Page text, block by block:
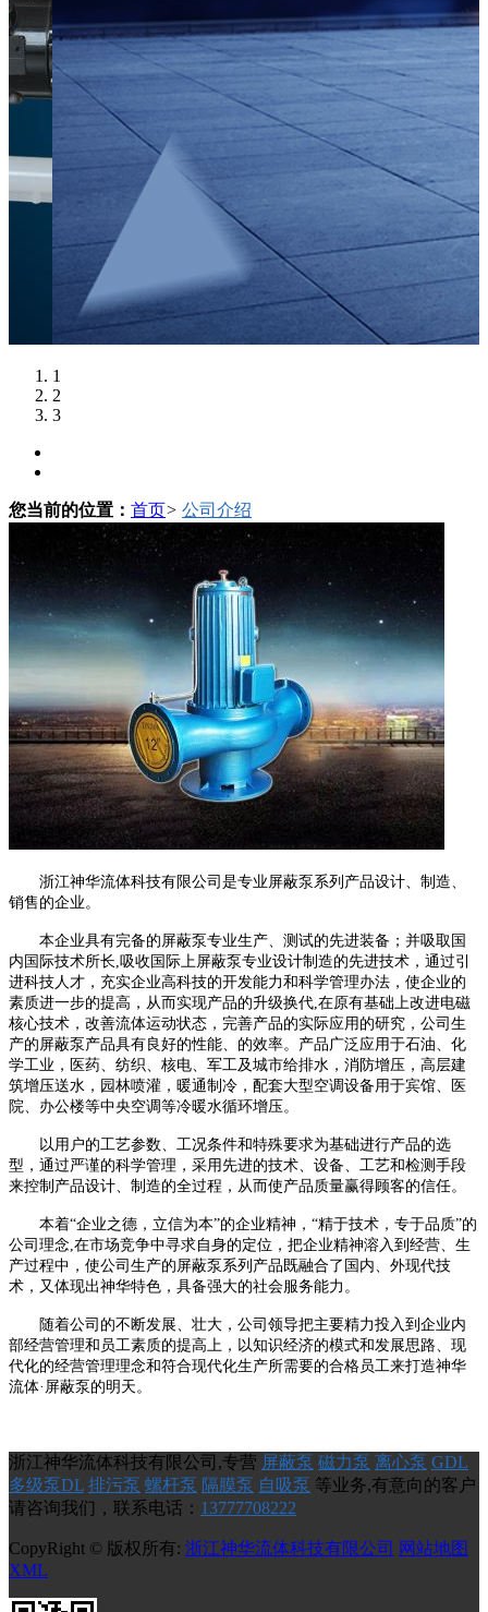
1
2
3
您当前的位置： 首页> 公司介绍
浙江神华流体科技有限公司是专业屏蔽泵系列产品设计、制造、
销售的企业。
本企业具有完备的屏蔽泵专业生产、测试的先进装备；并吸取国
内国际技术所长,吸收国际上屏蔽泵专业设计制造的先进技术，通过引
进科技人才，充实企业高科技的开发能力和科学管理办法，使企业的
素质进一步的提高，从而实现产品的升级换代,在原有基础上改进电磁
核心技术，改善流体运动状态，完善产品的实际应用的研究，公司生
产的屏蔽泵产品具有良好的性能、的效率。产品广泛应用于石油、化
学工业，医药、纺织、核电、军工及城市给排水，消防增压，高层建
筑增压送水，园林喷灌，暖通制冷，配套大型空调设备用于宾馆、医
院、办公楼等中央空调等冷暖水循环增压。
以用户的工艺参数、工况条件和特殊要求为基础进行产品的选
型，通过严谨的科学管理，采用先进的技术、设备、工艺和检测手段
来控制产品设计、制造的全过程，从而使产品质量赢得顾客的信任。
本着“企业之德，立信为本”的企业精神，“精于技术，专于品质”的
公司理念,在市场竞争中寻求自身的定位，把企业精神溶入到经营、生
产过程中，使公司生产的屏蔽泵系列产品既融合了国内、外现代技
术，又体现出神华特色，具备强大的社会服务能力。
随着公司的不断发展、壮大，公司领导把主要精力投入到企业内
部经营管理和员工素质的提高上，以知识经济的模式和发展思路、现
代化的经营管理理念和符合现代化生产所需要的合格员工来打造神华
流体·屏蔽泵的明天。
浙江神华流体科技有限公司,专营 屏蔽泵 磁力泵 离心泵 GDL
多级泵DL 排污泵 螺杆泵 隔膜泵 自吸泵 等业务,有意向的客户
请咨询我们，联系电话： 13777708222
CopyRight © 版权所有: 浙江神华流体科技有限公司 网站地图
XML